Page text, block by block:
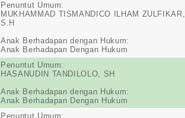
Penuntut Umum:
MUKHAMMAD TISMANDICO ILHAM ZULFIKAR,
S.H
Anak Berhadapan dengan Hukum:
Anak Berhadapan Dengan Hukum
Penuntut Umum:
HASANUDIN TANDILOLO, SH
Anak Berhadapan dengan Hukum:
Anak Berhadapan Dengan Hukum
Penuntut Umum: